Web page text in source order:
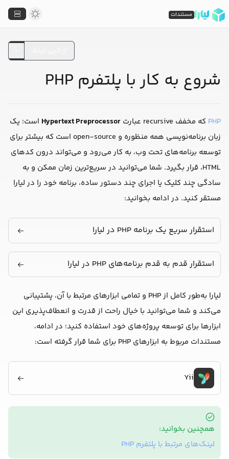
شروع به کار با پلتفرم PHP
PHP که مخفف recursive عبارت Hypertext Preprocessor است؛ یک
زبان برنامه‌نویسی همه منظوره و open-source است که بیشتر برای
توسعه برنامه‌های تحت وب، به کار می‌رود و می‌تواند درون کدهای
HTML، قرار بگیرد. شما می‌توانید در سریع‌ترین زمان ممکن و به
سادگی چند کلیک یا اجرای چند دستور ساده، برنامه خود را در لیارا
مستقر کنید. در ادامه بخوانید:
استقرار سریع یک برنامه PHP در لیارا
استقرار قدم به قدم برنامه‌های PHP در لیارا
لیارا به‌طور کامل از PHP و تمامی ابزارهای مرتبط با آن، پشتیبانی
می‌کند و شما می‌توانید با خیال راحت از قدرت و انعطاف‌پذیری این
ابزارها برای توسعه پروژه‌های خود استفاده کنید؛ در ادامه،
مستندات مربوط به ابزارهای PHP برای شما قرار گرفته است:
Yii
همچنین بخوانید:
لینک‌های مرتبط با پلتفرم PHP
مستندات